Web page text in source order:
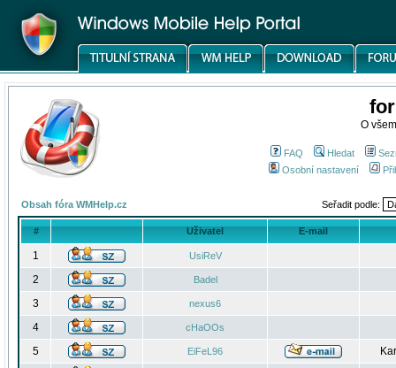
O
FAQ Hledat
Osobní nastavení
Obsah fóra WMHelp.cz Seřadit podle:
# Uživatel E-mail
1 UsiReV
2 Badel
3 nexus6
4 cHaOOs
5 EiFeL96